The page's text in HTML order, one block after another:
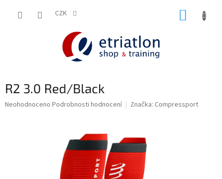
CZK
R2 3.0 Red/Black
Průměrné
Neohodnoceno Podrobnosti hodnocení Značka: Compressport
shop.etriatlon.cz - Chat